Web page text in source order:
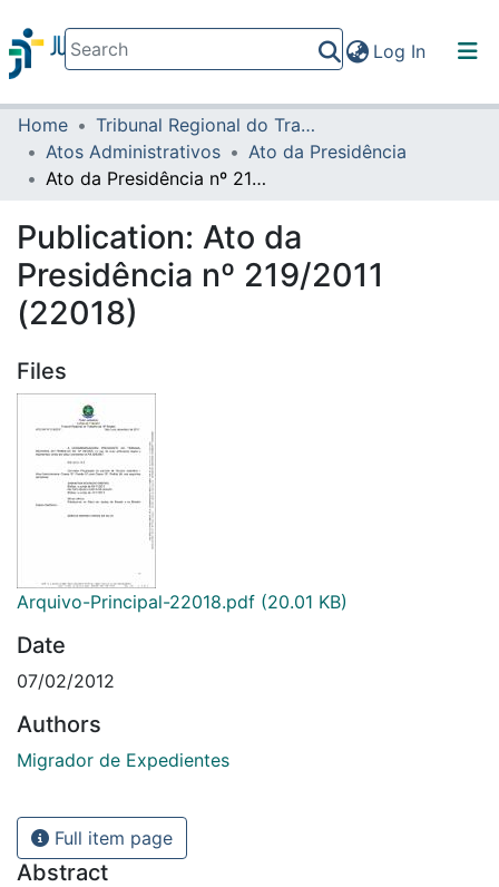
Log In(current)
Communities & Collections
All of DSpace
Home
Tribunal Regional do Trabalho da 16ª Região
Atos Administrativos
Ato da Presidência
Ato da Presidência nº 219/2011 (22018)
Publication: Ato da
Presidência nº 219/2011
(22018)
Files
Arquivo-Principal-22018.pdf (20.01 KB)
Date
07/02/2012
Authors
Migrador de Expedientes
Full item page
Abstract